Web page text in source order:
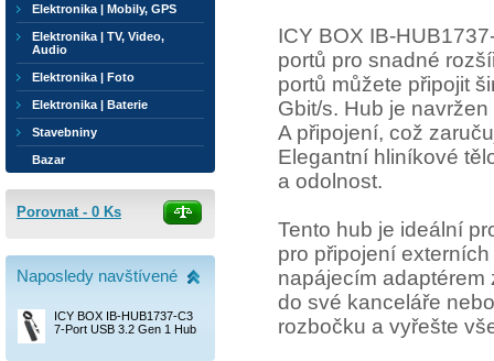
ICY BOX IB-
portů pro snadné
portů můžete připojit
Gbit/s. Hub je
A připojení, což
Elegantní hliníkové
a odolnost.
Tento hub je ideální
pro připojení
napájecím
do své kanceláře
rozbočku a vyřešte
Elektronika | Mobily, GPS
Elektronika | TV, Video,
Audio
Elektronika | Foto
Elektronika | Baterie
Stavebniny
Bazar
Porovnat - 0 Ks
Naposledy navštívené
ICY BOX IB-HUB1737-C3
7-Port USB 3.2 Gen 1 Hub